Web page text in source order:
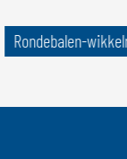
Rondebalen-